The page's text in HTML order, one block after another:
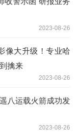
2023-08-26
像大升级！专业哈
擒来
2023-08-26
八运载火箭成功发
2023-08-26